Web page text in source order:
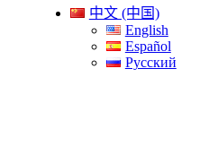
中文 (中国)
English
Español
Русский